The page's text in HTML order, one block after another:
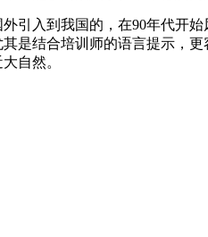
引入到我国的，在90年代开
是结合培训师的语言提示，
自然。